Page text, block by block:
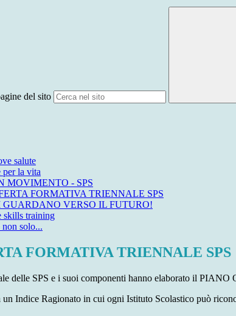
del sito
salute
per la vita
MOVIMENTO - SPS
FORMATIVA TRIENNALE SPS
VERSO IL FUTURO!
skills training
non solo...
FORMATIVA TRIENNALE SPS
delle SPS e i suoi componenti hanno elaborato il
Indice Ragionato in cui ogni Istituto Scolastico può